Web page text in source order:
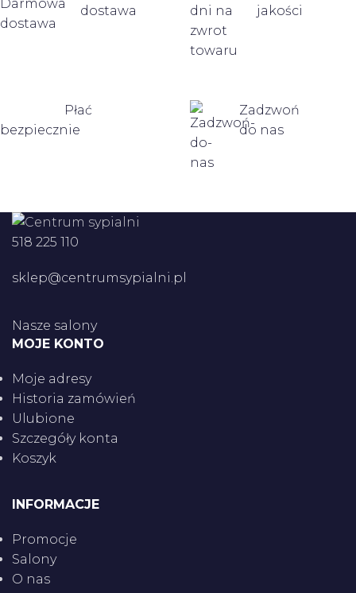
dostawa
jakości
Płać
bezpiecznie
Zadzwoń
do nas
518 225 110
sklep@centrumsypialni.pl
Nasze salony
MOJE KONTO
Moje adresy
Historia zamówień
Ulubione
Szczegóły konta
Koszyk
INFORMACJE
Promocje
Salony
O nas